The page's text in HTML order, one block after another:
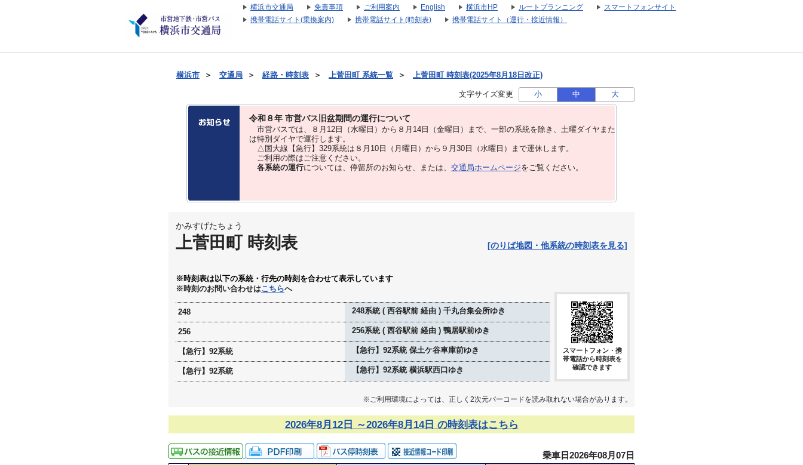
横浜市交通局 免責事項 ご利用案内 English 横浜市HP ルートプランニング
スマートフォンサイト
携帯電話サイト(乗換案内)
携帯電話サイト(時刻表) 携帯電話サイト（運行・接近情報）
横浜市 ＞ 交通局 ＞ 経路・時刻表 ＞ 上菅田町 系統一覧 ＞ 上菅田町 時刻表(2025年8月18日改正)
文字サイズ変更 小 中 大
令和８年 市営バス旧盆期間の運行について
市営バスでは、８⽉12⽇（水曜日）から８⽉14⽇（金曜日）まで、⼀部の系統を除き、⼟曜ダイヤまた
は特別ダイヤで運⾏します。
△国大線【急行】329系統は８月10日（月曜日）から９月30日（水曜日）まで運休します。
ご利用の際はご注意ください。
各系統の運行については、停留所のお知らせ、または、 交通局ホームページをご覧ください。
かみすげたちょう
上菅田町 時刻表 [のりば地図・他系統の時刻表を見る]
※時刻表は以下の系統・行先の時刻を合わせて表示しています
※時刻のお問い合わせはこちらへ
248 248系統 ( 西谷駅前 経由 ) 千丸台集会所ゆき
256 256系統 ( 西谷駅前 経由 ) 鴨居駅前ゆき
【急行】92系統 【急行】92系統 保土ケ谷車庫前ゆき
【急行】92系統 【急行】92系統 横浜駅西口ゆき
スマートフォン・携
帯電話から時刻表を
確認できます
※ご利用環境によっては、正しく2次元バーコードを読み取れない場合があります。
2026年8月12日 ～2026年8月14日 の時刻表はこちら
乗車日2026年08月07日